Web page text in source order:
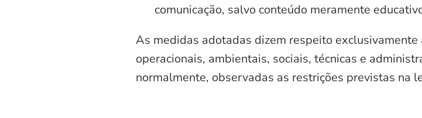
comunicação, salvo conteúdo meramente
As medidas adotadas dizem respeito
operacionais, ambientais, sociais, técnicas e
normalmente, observadas as restrições previstas na